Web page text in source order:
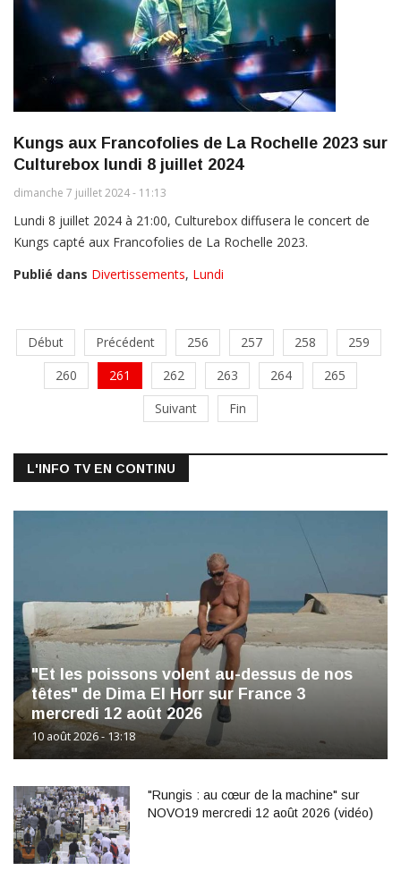
Kungs aux Francofolies de La Rochelle 2023 sur
Culturebox lundi 8 juillet 2024
dimanche 7 juillet 2024 - 11:13
Lundi 8 juillet 2024 à 21:00, Culturebox diffusera le concert de
Kungs capté aux Francofolies de La Rochelle 2023.
Publié dans Divertissements, Lundi
Début Précédent 256 257 258
259
260
261 262 263 264
265
Suivant
Fin
L'INFO TV EN CONTINU
"Et les poissons volent au-dessus de nos
têtes" de Dima El Horr sur France 3
mercredi 12 août 2026
10 août 2026 - 13:18
"Rungis : au cœur de la machine" sur
NOVO19 mercredi 12 août 2026 (vidéo)